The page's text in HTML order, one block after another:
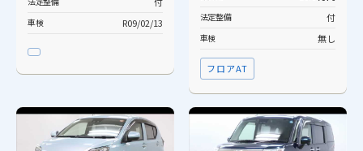
車検 R09/02/13 法定整備 付
車検 無し
フロアAT